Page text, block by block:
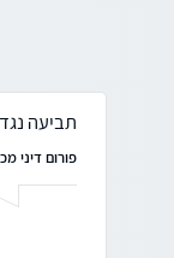
תביעה
פורום דיני